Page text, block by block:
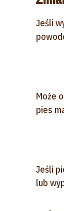
Jeśli
Może
pies
Jeśli
lub